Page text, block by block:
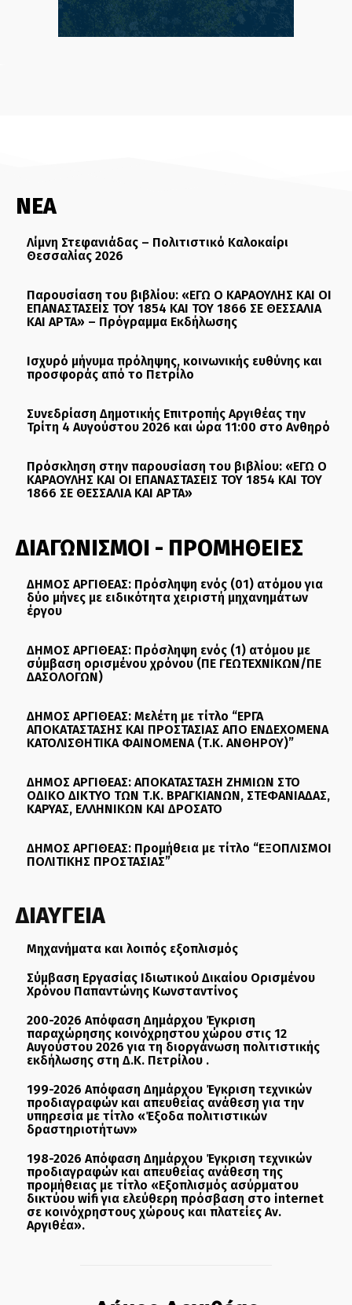
ΝΕΑ
Λίμνη Στεφανιάδας – Πολιτιστικό Καλοκαίρι
Θεσσαλίας 2026
Παρουσίαση του βιβλίου: «ΕΓΩ Ο ΚΑΡΑΟΥΛΗΣ ΚΑΙ ΟΙ
ΕΠΑΝΑΣΤΑΣΕΙΣ ΤΟΥ 1854 ΚΑΙ ΤΟΥ 1866 ΣΕ ΘΕΣΣΑΛΙΑ
ΚΑΙ ΑΡΤΑ» – Πρόγραμμα Εκδήλωσης
Ισχυρό μήνυμα πρόληψης, κοινωνικής ευθύνης και
προσφοράς από το Πετρίλο
Συνεδρίαση Δημοτικής Επιτροπής Αργιθέας την
Τρίτη 4 Αυγούστου 2026 και ώρα 11:00 στο Ανθηρό
Πρόσκληση στην παρουσίαση του βιβλίου: «ΕΓΩ Ο
ΚΑΡΑΟΥΛΗΣ ΚΑΙ ΟΙ ΕΠΑΝΑΣΤΑΣΕΙΣ ΤΟΥ 1854 ΚΑΙ ΤΟΥ
1866 ΣΕ ΘΕΣΣΑΛΙΑ ΚΑΙ ΑΡΤΑ»
ΔΙΑΓΩΝΙΣΜΟΙ - ΠΡΟΜΗΘΕΙΕΣ
ΔΗΜΟΣ ΑΡΓΙΘΕΑΣ: Πρόσληψη ενός (01) ατόμου για
δύο μήνες με ειδικότητα χειριστή μηχανημάτων
έργου
ΔΗΜΟΣ ΑΡΓΙΘΕΑΣ: Πρόσληψη ενός (1) ατόμου με
σύμβαση ορισμένου χρόνου (ΠΕ ΓΕΩΤΕΧΝΙΚΩΝ/ΠΕ
ΔΑΣΟΛΟΓΩΝ)
ΔΗΜΟΣ ΑΡΓΙΘΕΑΣ: Μελέτη με τίτλο “ΕΡΓΑ
ΑΠΟΚΑΤΑΣΤΑΣΗΣ ΚΑΙ ΠΡΟΣΤΑΣΙΑΣ ΑΠΟ ΕΝΔΕΧΟΜΕΝΑ
ΚΑΤΟΛΙΣΘΗΤΙΚΑ ΦΑΙΝΟΜΕΝΑ (Τ.Κ. ΑΝΘΗΡΟΥ)”
ΔΗΜΟΣ ΑΡΓΙΘΕΑΣ: ΑΠΟΚΑΤΑΣΤΑΣΗ ΖΗΜΙΩΝ ΣΤΟ
ΟΔΙΚΟ ΔΙΚΤΥΟ ΤΩΝ Τ.Κ. ΒΡΑΓΚΙΑΝΩΝ, ΣΤΕΦΑΝΙΑΔΑΣ,
ΚΑΡΥΑΣ, ΕΛΛΗΝΙΚΩΝ ΚΑΙ ΔΡΟΣΑΤΟ
ΔΗΜΟΣ ΑΡΓΙΘΕΑΣ: Προμήθεια με τίτλο “ΕΞΟΠΛΙΣΜΟΙ
ΠΟΛΙΤΙΚΗΣ ΠΡΟΣΤΑΣΙΑΣ”
ΔΙΑΥΓΕΙΑ
Μηχανήματα και λοιπός εξοπλισμός
Σύμβαση Εργασίας Ιδιωτικού Δικαίου Ορισμένου
Χρόνου Παπαντώνης Κωνσταντίνος
200-2026 Απόφαση Δημάρχου Έγκριση
παραχώρησης κοινόχρηστου χώρου στις 12
Αυγούστου 2026 για τη διοργάνωση πολιτιστικής
εκδήλωσης στη Δ.Κ. Πετρίλου .
199-2026 Απόφαση Δημάρχου Έγκριση τεχνικών
προδιαγραφών και απευθείας ανάθεση για την
υπηρεσία με τίτλο «Έξοδα πολιτιστικών
δραστηριοτήτων»
198-2026 Απόφαση Δημάρχου Έγκριση τεχνικών
προδιαγραφών και απευθείας ανάθεση της
προμήθειας με τίτλο «Εξοπλισμός ασύρματου
δικτύου wifi για ελεύθερη πρόσβαση στο internet
σε κοινόχρηστους χώρους και πλατείες Αν.
Αργιθέα».